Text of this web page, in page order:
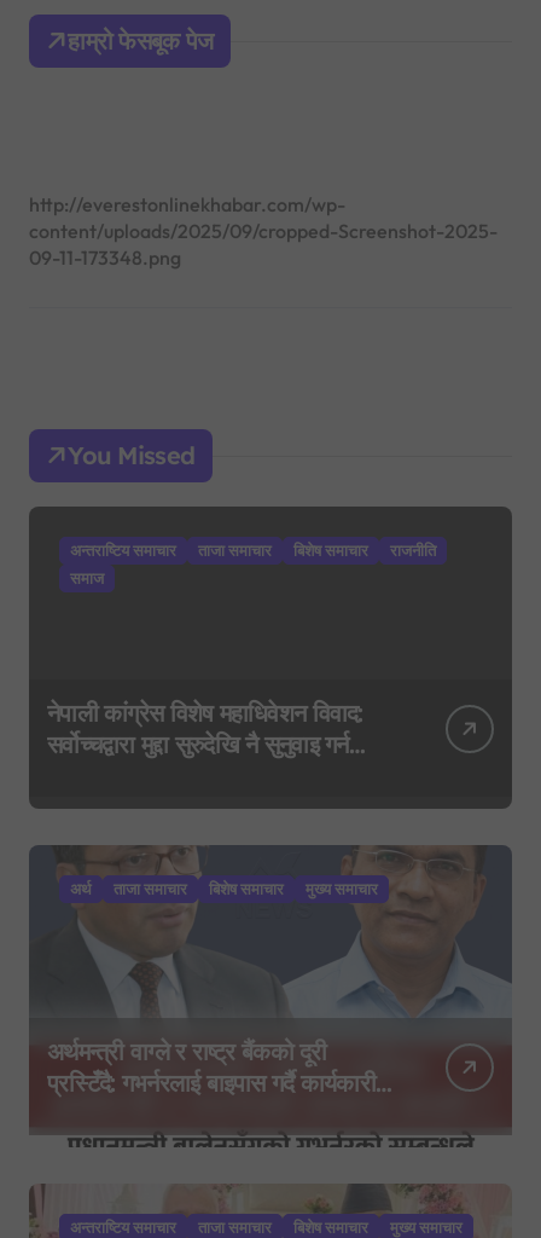
h
o
हाम्रो फेसबूक पेज
http://everestonlinekhabar.com/wp-
content/uploads/2025/09/cropped-Screenshot-2025-
09-11-173348.png
You Missed
अन्तराष्टिय समाचार ताजा समाचार बिशेष समाचार
राजनीति
समाज
नेपाली कांग्रेस विशेष महाधिवेशन विवाद:
सर्वोच्चद्वारा मुद्दा सुरुदेखि नै सुनुवाइ गर्न
अर्थ ताजा समाचार बिशेष समाचार मुख्य समाचार
अर्थमन्त्री वाग्ले र राष्ट्र बैंकको दूरी
प्रस्टिँदै: गभर्नरलाई बाइपास गर्दै कार्यकारी
अन्तराष्टिय समाचार ताजा समाचार बिशेष समाचार
मुख्य समाचार